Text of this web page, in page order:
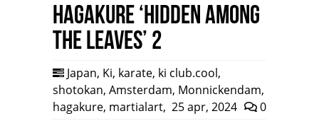
HAGAKURE ‘Hidden among
the leaves’ 2
Japan, Ki, karate, ki club.cool,
shotokan, Amsterdam, Monnickendam,
hagakure, martialart, 25 apr, 2024 0